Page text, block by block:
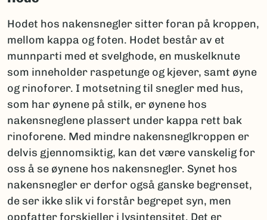
Hodet hos nakensnegler sitter foran på kroppen,
mellom kappa og foten. Hodet består av et
munnparti med et svelghode, en muskelknute
som inneholder raspetunge og kjever, samt øyne
og rinoforer. I motsetning til snegler med hus,
som har øynene på stilk, er øynene hos
nakensneglene plassert under kappa rett bak
rinoforene. Med mindre nakensneglkroppen er
delvis gjennomsiktig, kan det være vanskelig for
oss å se øynene hos nakensnegler. Synet hos
nakensnegler er derfor også ganske begrenset,
de ser ikke slik vi forstår begrepet syn, men
oppfatter forskjeller i lysintensitet. Det er